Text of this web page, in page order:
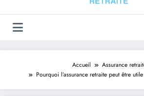
Accueil
Assurance
Pourquoi l’assurance retraite peut être